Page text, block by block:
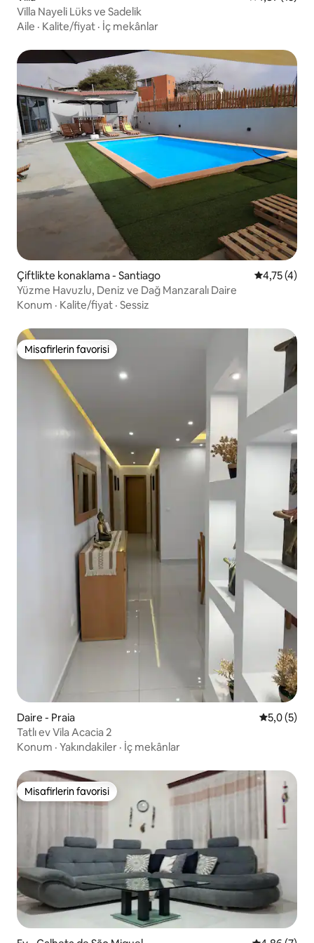
Villa Nayeli Lüks ve Sadelik
Aile · Kalite/fiyat · İç mekânlar
Çiftlikte konaklama - Santiago 54,75 (4)
Yüzme Havuzlu, Deniz ve Dağ Manzaralı Daire
Konum · Kalite/fiyat · Sessiz
Misafirlerin favorisi
Misafirlerin favorisi
Daire - Praia 55,0 (5)
Tatlı ev Vila Acacia 2
Konum · Yakındakiler · İç mekânlar
Misafirlerin favorisi
Misafirlerin favorisi